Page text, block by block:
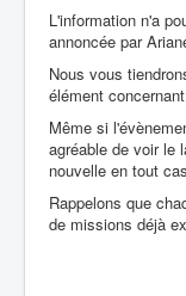
L'information n'a
annoncée par
Nous vous
élément
Même si
agréable de voir le
nouvelle en tout
Rappelons que
de missions déjà